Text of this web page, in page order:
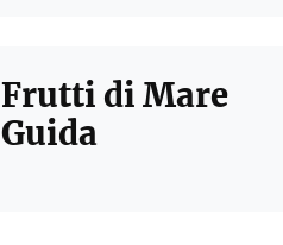
Frutti di Mare
Guida